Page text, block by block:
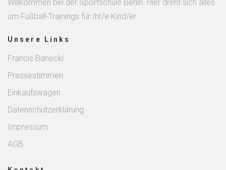
Willkommen bei der Sportschule Berlin. Hier dreht sich alles
um Fußball-Trainings für Ihr/e Kind/er.
Unsere Links
Francis Banecki
Pressestimmen
Einkaufswagen
Datenschutzerklärung
Impressum
AGB